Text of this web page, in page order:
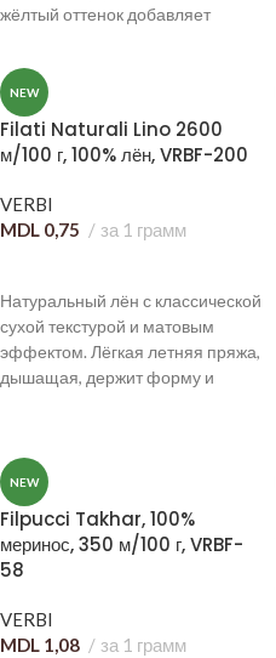
жёлтый оттенок добавляет
визуально легче
NEW
Filati Naturali Lino 2600
м/100 г, 100% лён, VRBF-200
VERBI
MDL 0,75 за 1 грамм
Натуральный лён с классической
сухой текстурой и матовым
эффектом. Лёгкая летняя пряжа,
дышащая, держит форму и
NEW
Filpucci Takhar, 100%
меринос, 350 м/100 г, VRBF-
58
VERBI
MDL 1,08 за 1 грамм